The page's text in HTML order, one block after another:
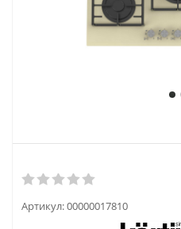
Артикул:00000017810